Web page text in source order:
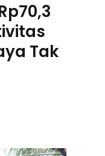
Tak